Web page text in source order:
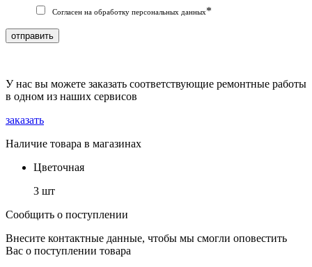
Согласен на обработку персональных данных*
отправить
У нас вы можете заказать соответствующие ремонтные работы
в одном из наших сервисов
заказать
Наличие товара в магазинах
Цветочная
3 шт
Сообщить о поступлении
Внесите контактные данные, чтобы мы смогли оповестить
Вас о поступлении товара